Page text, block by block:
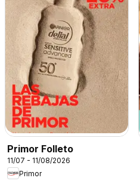
Primor Folleto
11/07 - 11/08/2026
Primor